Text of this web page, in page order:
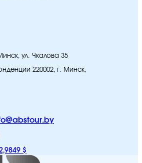
ул. Чкалова 35
220002, г. Минск,
$